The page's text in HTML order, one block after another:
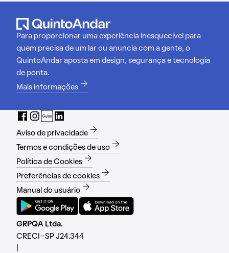
Para proporcionar uma experiência inesquecível para
quem precisa de um lar ou anuncia com a gente, o
QuintoAndar aposta em design, segurança e tecnologia
de ponta.
Mais informações
Aviso de privacidade
Termos e condições de uso
Política de Cookies
Preferências de cookies
Manual do usuário
GRPQA Ltda.
CRECI-SP J24.344